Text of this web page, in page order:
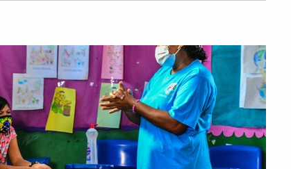
do reality show, sócios do DuoLibras fizeram proposta